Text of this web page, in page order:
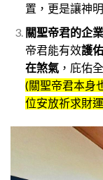
置，更是讓神
關聖帝君的企
帝君能有效護
在煞氣，庇佑
(關聖帝君本身
位安放祈求財